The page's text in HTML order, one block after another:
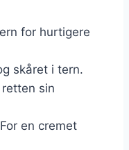
for hurtigere
skåret i tern.
sin
en cremet